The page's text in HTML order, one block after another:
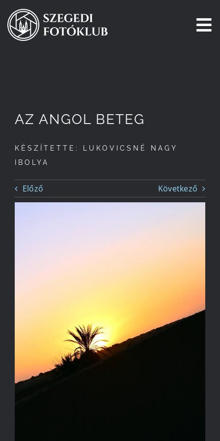
Kihagyás
Pályázatok
Tagjaink
Csatlakozz!
AZ ANGOL BETEG
KÉSZÍTETTE: LUKOVICSNÉ NAGY
IBOLYA
Előző Következő